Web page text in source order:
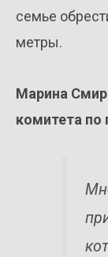
семье
метры.
Марина
комитета по